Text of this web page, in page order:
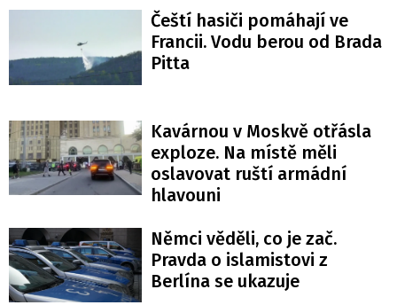
Čeští hasiči pomáhají ve
Francii. Vodu berou od Brada
Pitta
Kavárnou v Moskvě otřásla
exploze. Na místě měli
oslavovat ruští armádní
hlavouni
Němci věděli, co je zač.
Pravda o islamistovi z
Berlína se ukazuje